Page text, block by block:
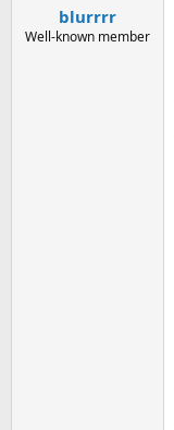
blurrrr
Well-known member